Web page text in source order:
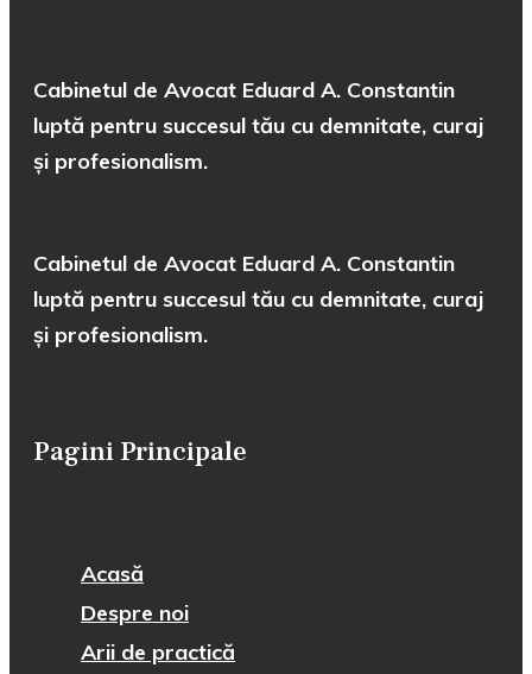
Cabinetul de Avocat Eduard A. Constantin
luptă pentru succesul tău cu demnitate, curaj
și profesionalism.
Cabinetul de Avocat Eduard A. Constantin
luptă pentru succesul tău cu demnitate, curaj
și profesionalism.
Pagini Principale
Acasă
Despre noi
Arii de practică